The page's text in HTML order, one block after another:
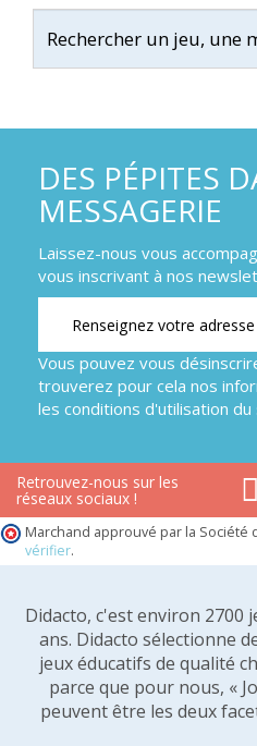
DES PÉPITES
MESSAGERIE
Laissez-nous vous
vous inscrivant à nos
Vous pouvez vous
trouverez pour cela nos
les conditions d'utilisation du
Retrouvez-nous sur les
réseaux sociaux !
Marchand approuvé par la Société
vérifier.
Didacto, c'est environ 2700
ans. Didacto sélectionne
jeux éducatifs de qualité
parce que pour nous, «
peuvent être les deux